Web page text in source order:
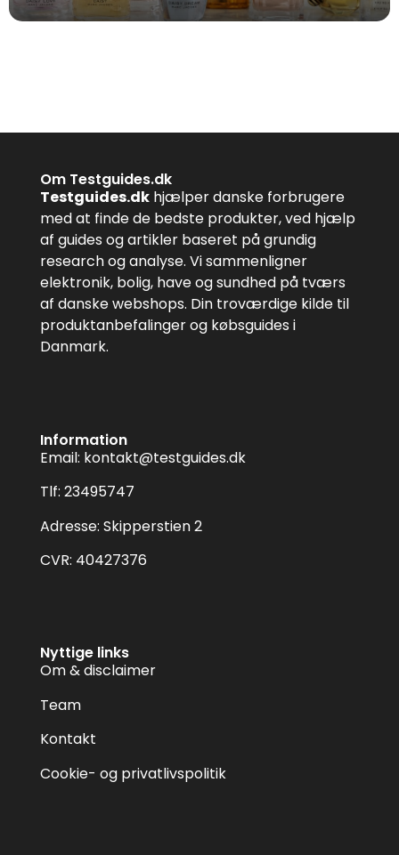
Om Testguides.dk
Testguides.dk hjælper danske forbrugere
med at finde de bedste produkter, ved hjælp
af guides og artikler baseret på grundig
research og analyse. Vi sammenligner
elektronik, bolig, have og sundhed på tværs
af danske webshops. Din troværdige kilde til
produktanbefalinger og købsguides i
Danmark.
Information
Email: kontakt@testguides.dk
Tlf: 23495747
Adresse: Skipperstien 2
CVR: 40427376
Nyttige links
Om & disclaimer
Team
Kontakt
Cookie- og privatlivspolitik